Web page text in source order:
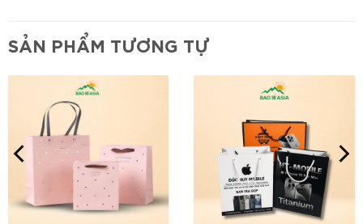
Tết đến Xuân về là dịp đặc biệt để cùng trao nhau
những món quà đầy ắp sự trân trọng và chân
thành. Và trong những dịp này thì không thể nào
thiếu đi túi giấy đựng quà Tết – thứ giúp cho món
quà thêm phần tinh tế và chuyên nghiệp. Bao Bì
SẢN PHẨM TƯƠNG TỰ